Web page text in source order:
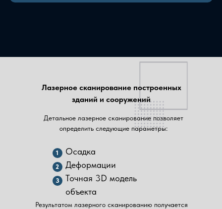
Лазерное сканирование построенных
зданий и сооружений
Детальное лазерное сканирование позволяет
определить следующие параметры:
1
2
3
Осадка
Деформации
Точная 3D модель
объекта
Результатом лазерного сканированию получается